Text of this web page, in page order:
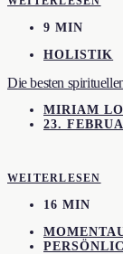
9 MIN
HOLISTIK
Die besten
MIRIAM
23.
WEITERLESEN
16 MIN